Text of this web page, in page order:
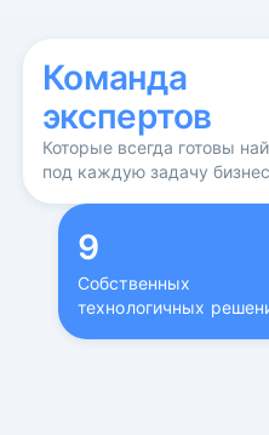
Команда
экспертов
Которые всегда готовы
под каждую задачу
9
Собственных
технологичных